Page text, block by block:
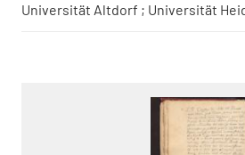
Universität Altdorf ; Universität